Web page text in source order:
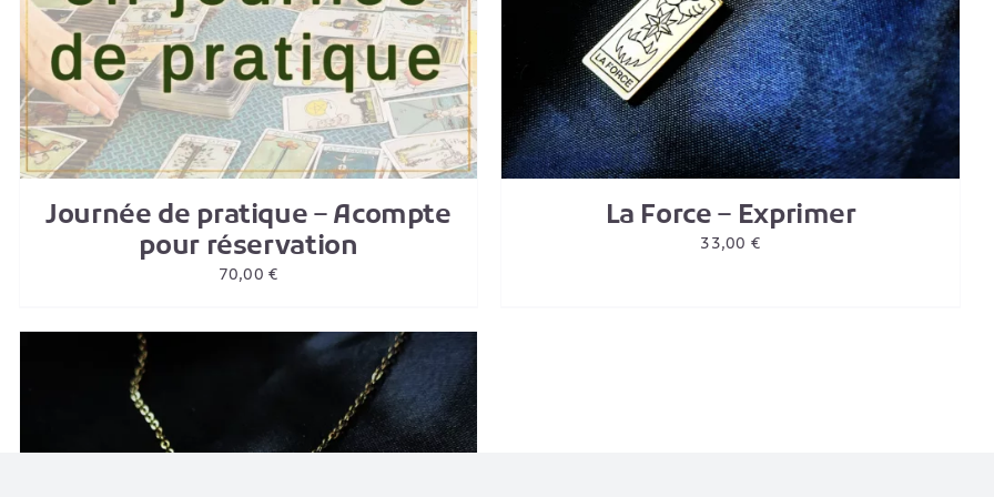
Journée de pratique – Acompte
pour réservation
70,00 €
La Force – Exprimer
33,00 €